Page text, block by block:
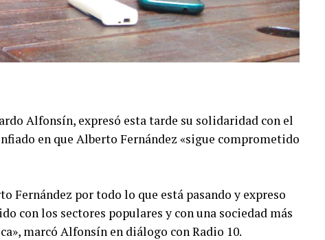
Alfonsín, expresó esta tarde su solidaridad con el
en que Alberto Fernández «sigue comprometido
Fernández por todo lo que está pasando y expreso
con los sectores populares y con una sociedad más
marcó Alfonsín en diálogo con Radio 10.